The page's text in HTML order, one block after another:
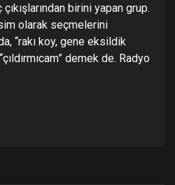
birini yapan grup.
olarak seçmelerini
“rakı koy, gene eksildik
demek de. Radyo